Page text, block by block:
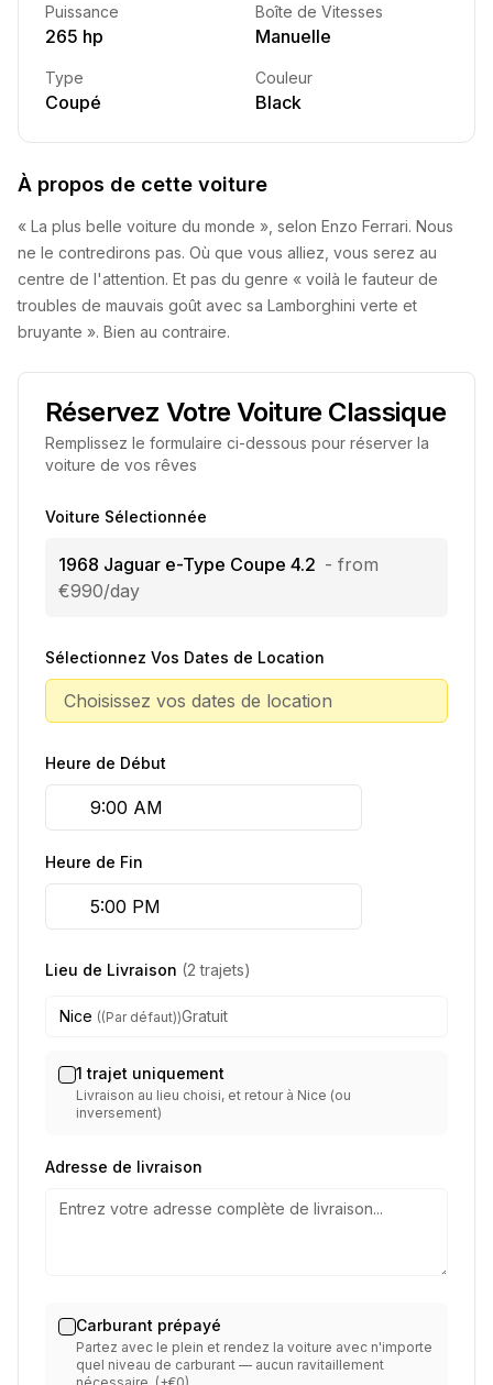
Puissance
265 hp
Boîte de Vitesses
Manuelle
Type
Coupé
Couleur
Black
À propos de cette voiture
« La plus belle voiture du monde », selon Enzo Ferrari. Nous
ne le contredirons pas. Où que vous alliez, vous serez au
centre de l'attention. Et pas du genre « voilà le fauteur de
troubles de mauvais goût avec sa Lamborghini verte et
bruyante ». Bien au contraire.
Réservez Votre Voiture Classique
Remplissez le formulaire ci-dessous pour réserver la
voiture de vos rêves
Voiture Sélectionnée
1968 Jaguar e-Type Coupe 4.2 - from
€990/day
Sélectionnez Vos Dates de Location
Choisissez vos dates de location
Heure de Début
Heure de Fin
Lieu de Livraison (2 trajets)
Nice ((Par défaut))Gratuit
1 trajet uniquement
Livraison au lieu choisi, et retour à Nice (ou
inversement)
Adresse de livraison
Carburant prépayé
Partez avec le plein et rendez la voiture avec n'importe
quel niveau de carburant — aucun ravitaillement